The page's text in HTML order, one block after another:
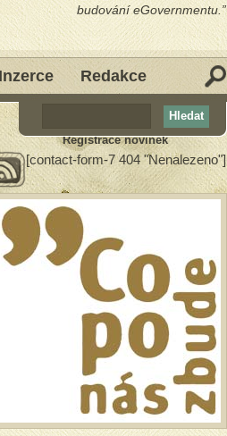
budování eGovernmentu.”
Inzerce Redakce
Registrace novinek
[contact-form-7 404 "Nenalezeno"]